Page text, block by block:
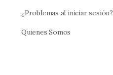
¿Problemas al iniciar sesión?
Quienes Somos